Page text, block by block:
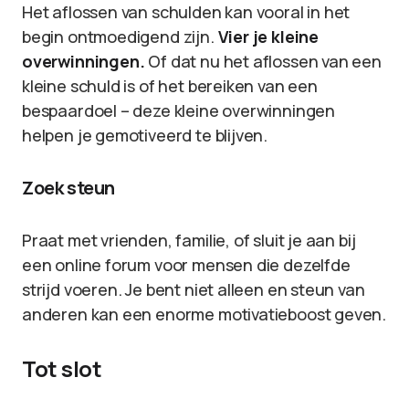
Het aflossen van schulden kan vooral in het
begin ontmoedigend zijn. Vier je kleine
overwinningen. Of dat nu het aflossen van een
kleine schuld is of het bereiken van een
bespaardoel – deze kleine overwinningen
helpen je gemotiveerd te blijven.
Zoek steun
Praat met vrienden, familie, of sluit je aan bij
een online forum voor mensen die dezelfde
strijd voeren. Je bent niet alleen en steun van
anderen kan een enorme motivatieboost geven.
Tot slot